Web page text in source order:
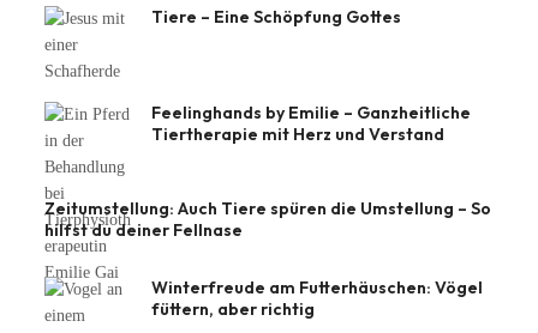
Tiere – Eine Schöpfung Gottes
Feelinghands by Emilie – Ganzheitliche
Tiertherapie mit Herz und Verstand
Zeitumstellung: Auch Tiere spüren die Umstellung – So
hilfst du deiner Fellnase
Winterfreude am Futterhäuschen: Vögel
füttern, aber richtig